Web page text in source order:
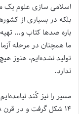
اسلامی سازی علوم یک
بلکه در بسیاری از
باره صدها کتاب و…
ما همچنان در مرحله
تولید نشده‌ایم، هنوز
ندارد.